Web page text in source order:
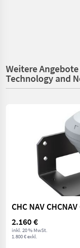
Weitere
Technology and
CHC NAV
2.160 €
inkl. 20 % MwSt.
1.800 € exkl.